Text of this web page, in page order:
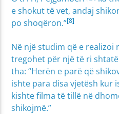
e shokut të vet, andaj
po shoqëron.”[8]
Në një studim që e realizoi
tregohet për një të ri
tha: “Herën e parë që
ishte para disa vjetësh kur
kishte filma të tillë në
shikojmë.”